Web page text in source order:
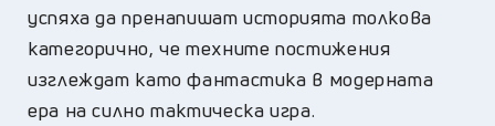
успяха да пренапишат историята толкова
категорично, че техните постижения
изглеждат като фантастика в модерната
ера на силно тактическа игра.